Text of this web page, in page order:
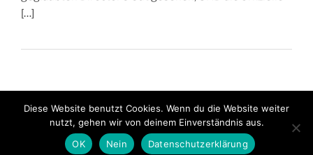
[…]
Stolz präsentiert von WordPress
Diese Website benutzt Cookies. Wenn du die Website weiter
nutzt, gehen wir von deinem Einverständnis aus.
OK
Nein Datenschutzerklärung